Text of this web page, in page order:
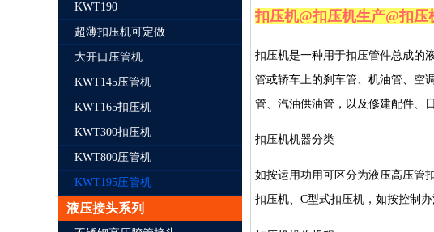
KWT190
超薄扣压机可定做
大开口压管机
KWT145压管机
KWT165扣压机
KWT300扣压机
KWT800压管机
KWT195压管机
液压接头系列
扣压机@扣压机生产@扣
扣压机是一种用于扣压管件总成的
管或轿车上的刹车管、机油管、空
管、汽油供油管，以及修建配件、
扣压机机器分类
如按运用功用可区分为液压高压管
扣压机、 C型式扣压机，如按控制